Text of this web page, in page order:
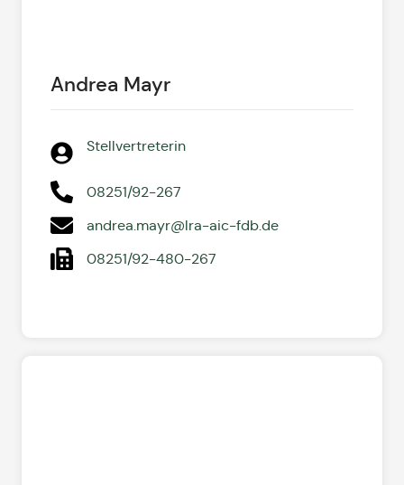
Andrea Mayr
Stellvertreterin
08251/92-267
andrea.mayr@lra-aic-fdb.de
08251/92-480-267